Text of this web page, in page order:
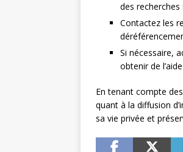
des
Contactez les
Si nécessaire,
obtenir de
En tenant compte
quant à la diffusion
sa vie privée et